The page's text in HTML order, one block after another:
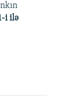
720p
i ilə